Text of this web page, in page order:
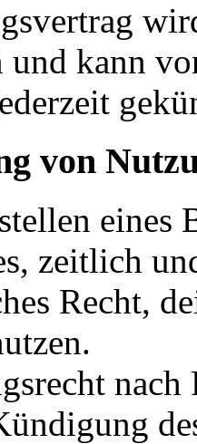
und kann
von
eines
zeitlich
Recht,